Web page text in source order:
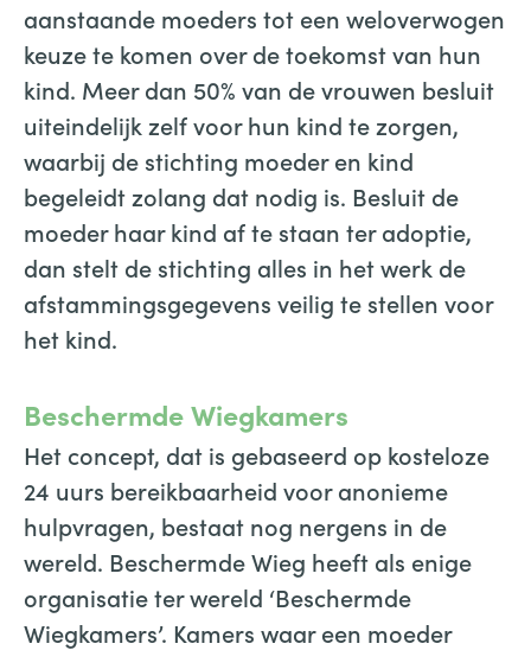
aanstaande moeders tot een weloverwogen
keuze te komen over de toekomst van hun
kind. Meer dan 50% van de vrouwen besluit
uiteindelijk zelf voor hun kind te zorgen,
waarbij de stichting moeder en kind
begeleidt zolang dat nodig is. Besluit de
moeder haar kind af te staan ter adoptie,
dan stelt de stichting alles in het werk de
afstammingsgegevens veilig te stellen voor
het kind.
Beschermde Wiegkamers
Het concept, dat is gebaseerd op kosteloze
24 uurs bereikbaarheid voor anonieme
hulpvragen, bestaat nog nergens in de
wereld. Beschermde Wieg heeft als enige
organisatie ter wereld ‘Beschermde
Wiegkamers’. Kamers waar een moeder